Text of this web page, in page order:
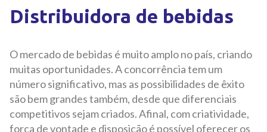
Distribuidora de bebidas
O mercado de bebidas é muito amplo no país, criando
muitas oportunidades. A concorrência tem um
número significativo, mas as possibilidades de êxito
são bem grandes também, desde que diferenciais
competitivos sejam criados. Afinal, com criatividade,
força de vontade e disposição é possível oferecer os